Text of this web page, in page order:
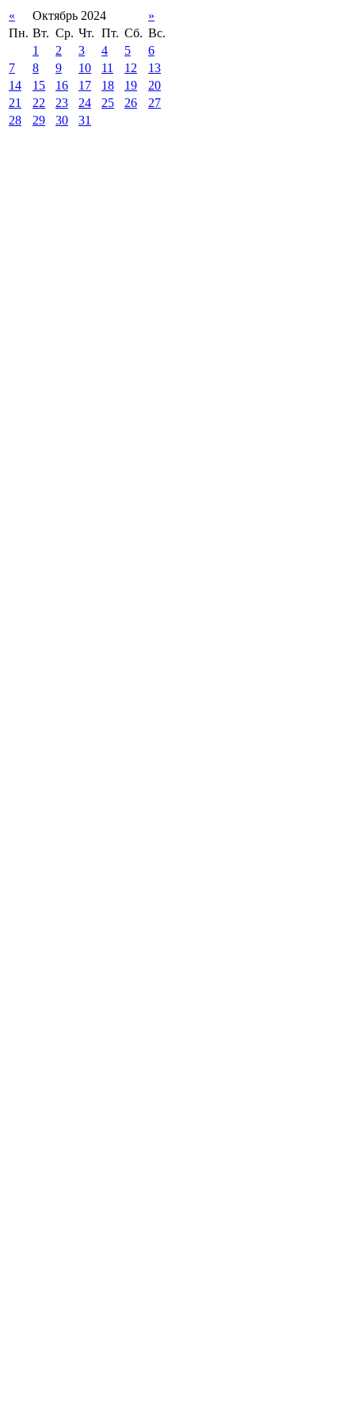
« Октябрь 2024
»
Пн. Вт. Ср. Чт. Пт. Сб. Вс.
1
2 3 4 5
6
7
8 9 10 11 12
13
14
15 16 17 18 19
20
21
22 23 24 25 26
27
28
29 30 31